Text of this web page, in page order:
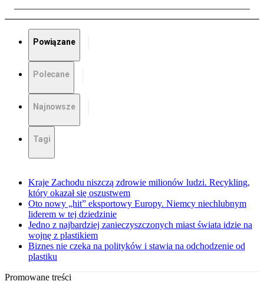
Powiązane
Polecane
Najnowsze
Tagi
Kraje Zachodu niszczą zdrowie milionów ludzi. Recykling,
który okazał się oszustwem
Oto nowy „hit” eksportowy Europy. Niemcy niechlubnym
liderem w tej dziedzinie
Jedno z najbardziej zanieczyszczonych miast świata idzie na
wojnę z plastikiem
Biznes nie czeka na polityków i stawia na odchodzenie od
plastiku
Promowane treści